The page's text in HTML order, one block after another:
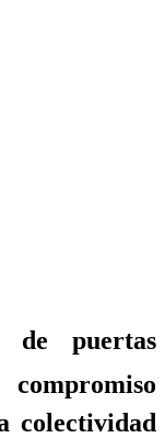
de puertas
colectividad